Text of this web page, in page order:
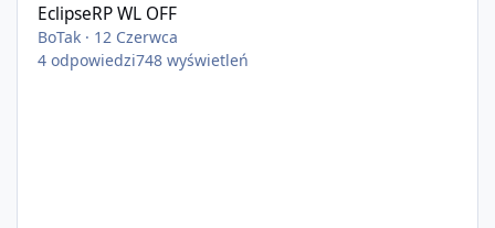
EclipseRP WL OFF
BoTak · 12 Czerwca
4 odpowiedzi748 wyświetleń